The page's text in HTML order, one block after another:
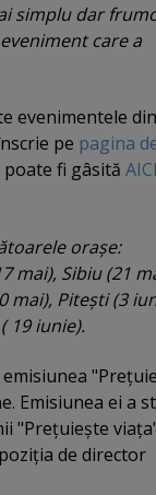
simplu dar
care a
evenimentele din
pe pagina
fi gâsită
oraşe:
mai), Sibiu (21
mai), Piteşti (3
19 iunie).
Emisiunea ei a
"Preţuieşte
de director